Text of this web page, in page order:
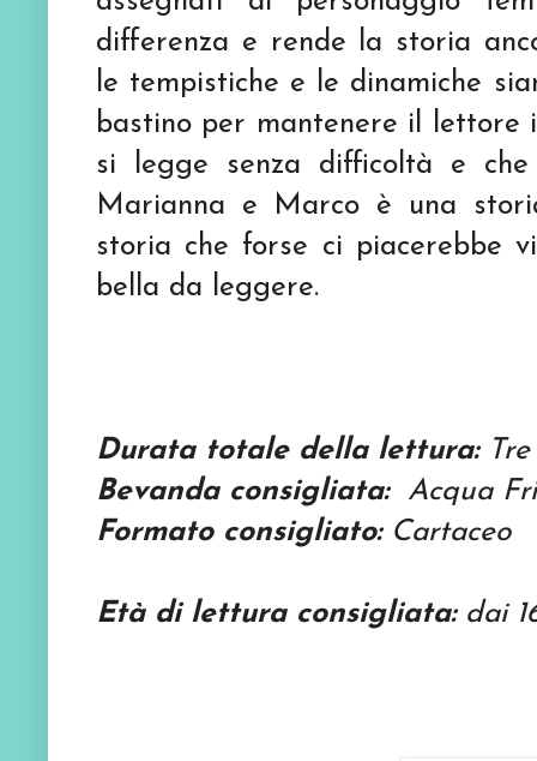
differenza e rende la storia
le tempistiche e le dinamiche
bastino per mantenere il lettore
si legge senza difficoltà e
Marianna e Marco è una
storia che forse ci piacerebbe
bella da leggere.
Durata totale della lettura:Tre
Bevanda consigliata: Acqua
Formato consigliato: Cartaceo
Età di lettura consigliata:dai